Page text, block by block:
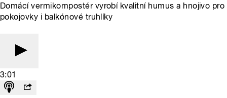
Domácí vermikompostér vyrobí kvalitní humus a hnojivo pro
pokojovky i balkónové truhlíky
3:01